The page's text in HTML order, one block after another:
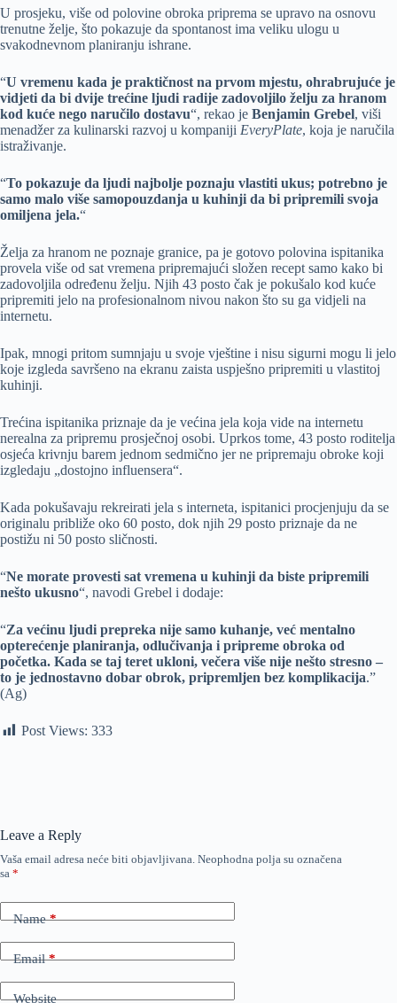
U prosjeku, više od polovine obroka priprema se upravo na osnovu
trenutne želje, što pokazuje da spontanost ima veliku ulogu u
svakodnevnom planiranju ishrane.
“U vremenu kada je praktičnost na prvom mjestu, ohrabrujuće je
vidjeti da bi dvije trećine ljudi radije zadovoljilo želju za hranom
kod kuće nego naručilo dostavu“, rekao je Benjamin Grebel, viši
menadžer za kulinarski razvoj u kompaniji EveryPlate, koja je naručila
istraživanje.
“To pokazuje da ljudi najbolje poznaju vlastiti ukus; potrebno je
samo malo više samopouzdanja u kuhinji da bi pripremili svoja
omiljena jela.“
Želja za hranom ne poznaje granice, pa je gotovo polovina ispitanika
provela više od sat vremena pripremajući složen recept samo kako bi
zadovoljila određenu želju. Njih 43 posto čak je pokušalo kod kuće
pripremiti jelo na profesionalnom nivou nakon što su ga vidjeli na
internetu.
Ipak, mnogi pritom sumnjaju u svoje vještine i nisu sigurni mogu li jelo
koje izgleda savršeno na ekranu zaista uspješno pripremiti u vlastitoj
kuhinji.
Trećina ispitanika priznaje da je većina jela koja vide na internetu
nerealna za pripremu prosječnoj osobi. Uprkos tome, 43 posto roditelja
osjeća krivnju barem jednom sedmično jer ne pripremaju obroke koji
izgledaju „dostojno influensera“.
Kada pokušavaju rekreirati jela s interneta, ispitanici procjenjuju da se
originalu približe oko 60 posto, dok njih 29 posto priznaje da ne
postižu ni 50 posto sličnosti.
“Ne morate provesti sat vremena u kuhinji da biste pripremili
nešto ukusno“, navodi Grebel i dodaje:
“Za većinu ljudi prepreka nije samo kuhanje, već mentalno
opterećenje planiranja, odlučivanja i pripreme obroka od
početka. Kada se taj teret ukloni, večera više nije nešto stresno –
to je jednostavno dobar obrok, pripremljen bez komplikacija.”
(Ag)
Post Views: 333
Leave a Reply
Vaša email adresa neće biti objavljivana. Neophodna polja su označena
sa *
Name*
Email*
Website